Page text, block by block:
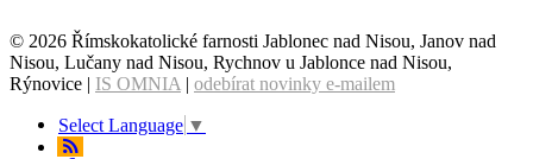
© 2026 Římskokatolické farnosti Jablonec nad Nisou, Janov nad
Nisou, Lučany nad Nisou, Rychnov u Jablonce nad Nisou,
Rýnovice | IS OMNIA | odebírat novinky e-mailem
Select Language ▼